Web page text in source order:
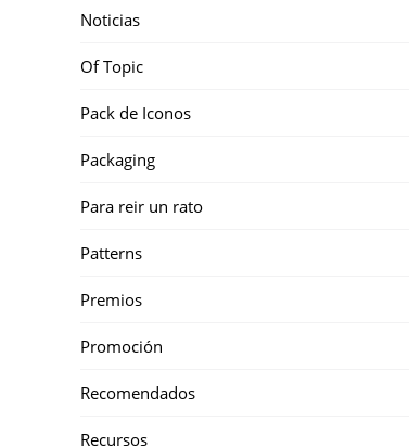
Noticias
Of Topic
Pack de Iconos
Packaging
Para reir un rato
Patterns
Premios
Promoción
Recomendados
Recursos